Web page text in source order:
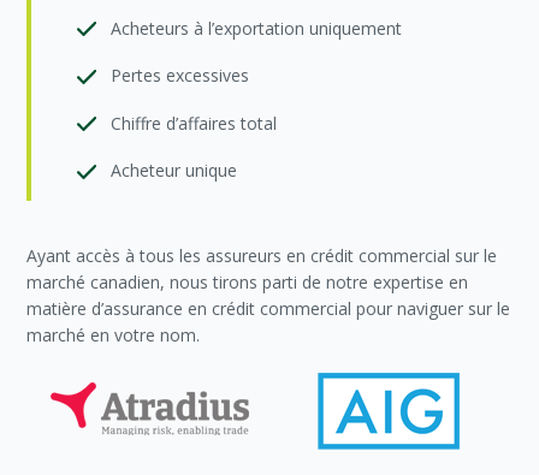
Acheteurs à l’exportation uniquement
Pertes excessives
Chiffre d’affaires total
Acheteur unique
Ayant accès à tous les assureurs en crédit commercial sur le
marché canadien, nous tirons parti de notre expertise en
matière d’assurance en crédit commercial pour naviguer sur le
marché en votre nom.